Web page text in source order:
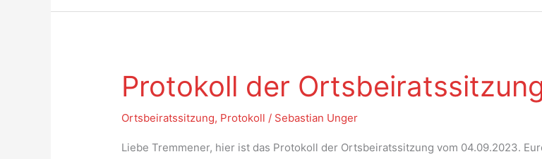
Protokoll der
Ortsbeiratssitzung, Protokoll / Sebastian Unger
Liebe Tremmener, hier ist das Protokoll der Ortsbeiratssitzung vom 04.09.2023.
Protokoll
der
Ortsbeiratssitzung
04.09.2023